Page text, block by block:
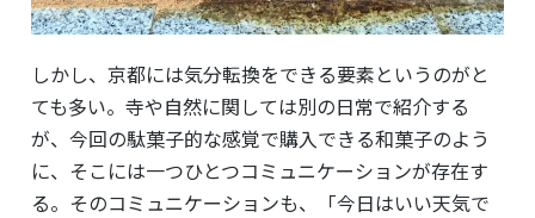
しかし、京都には気分転換をできる要素というのがと
ても多い。寺や自然に関しては別の日常で紹介する
が、今回の駄菓子的な感覚で購入できる和菓子のよう
に、そこには一つひとつコミュニケーションが存在す
る。そのコミュニケーションも、「今日はいい天気で